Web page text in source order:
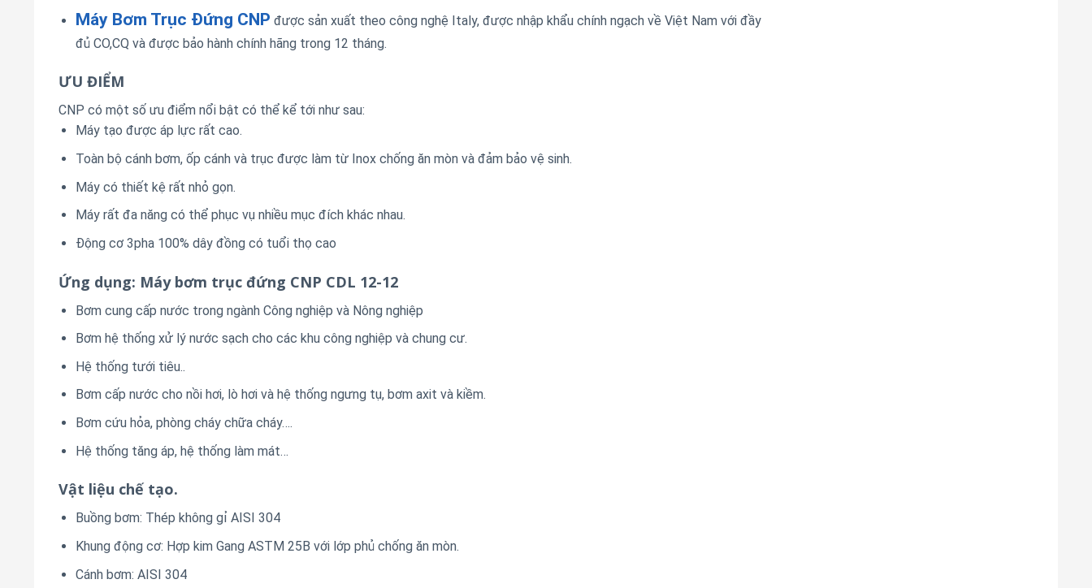
Máy Bơm Trục Đứng CNP được sản xuất theo công nghệ Italy, được nhập khẩu chính ngạch về Việt Nam với đầy
đủ CO,CQ và được bảo hành chính hãng trong 12 tháng.
ƯU ĐIỂM
CNP có một số ưu điểm nổi bật có thể kể tới như sau:
Máy tạo được áp lực rất cao.
Toàn bộ cánh bơm, ốp cánh và trục được làm từ Inox chống ăn mòn và đảm bảo vệ sinh.
Máy có thiết kệ rất nhỏ gọn.
Máy rất đa năng có thể phục vụ nhiều mục đích khác nhau.
Động cơ 3pha 100% dây đồng có tuổi thọ cao
Ứng dụng: Máy bơm trục đứng CNP CDL 12-12
Bơm cung cấp nước trong ngành Công nghiệp và Nông nghiệp
Bơm hệ thống xử lý nước sạch cho các khu công nghiệp và chung cư.
Hệ thống tưới tiêu..
Bơm cấp nước cho nồi hơi, lò hơi và hệ thống ngưng tụ, bơm axit và kiềm.
Bơm cứu hỏa, phòng cháy chữa cháy….
Hệ thống tăng áp, hệ thống làm mát…
Vật liệu chế tạo.
Buồng bơm: Thép không gỉ AISI 304
Khung động cơ: Hợp kim Gang ASTM 25B với lớp phủ chống ăn mòn.
Cánh bơm: AISI 304